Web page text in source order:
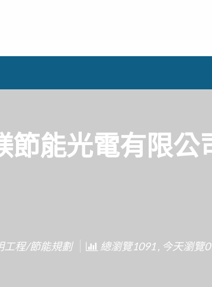
節能光電有限公
工程/節能規劃 總瀏覽1091 , 今天瀏覽0